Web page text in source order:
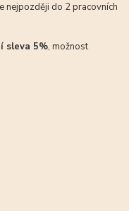
nejpozději do 2 pracovních
sleva 5%, možnost